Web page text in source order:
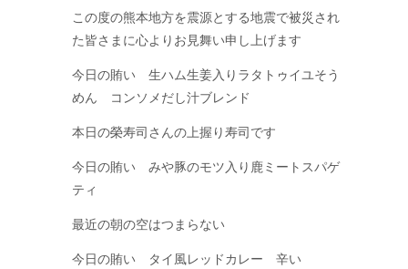
この度の熊本地方を震源とする地震で被災され
た皆さまに心よりお見舞い申し上げます
今日の賄い 生ハム生姜入りラタトゥイユそう
めん コンソメだし汁ブレンド
本日の榮寿司さんの上握り寿司です
今日の賄い みや豚のモツ入り鹿ミートスパゲ
ティ
最近の朝の空はつまらない
今日の賄い タイ風レッドカレー 辛い